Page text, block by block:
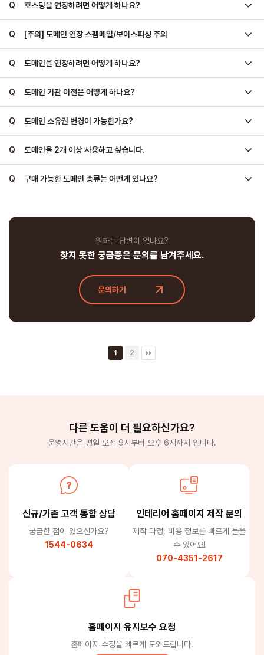
Q 호스팅을 연장하려면 어떻게 하나요?
Q [주의] 도메인 연장 스팸메일/보이스피싱 주의
Q 도메인을 연장하려면 어떻게 하나요?
Q 도메인 기관 이전은 어떻게 하나요?
Q 도메인 소유권 변경이 가능한가요?
Q 도메인을 2개 이상 사용하고 싶습니다.
Q 구매 가능한 도메인 종류는 어떤게 있나요?
원하는 답변이 없나요?
찾지 못한 궁금증은 문의를 남겨주세요.
문의하기
1 2
다른 도움이 더 필요하신가요?
운영시간은 평일 오전 9시부터 오후 6시까지 입니다.
신규/기존 고객 통합 상담
궁금한 점이 있으신가요?
1544-0634
인테리어 홈페이지 제작 문의
제작 과정, 비용 정보를 빠르게 들을
수 있어요!
070-4351-2617
홈페이지 유지보수 요청
홈페이지 수정을 빠르게 도와드립니다.